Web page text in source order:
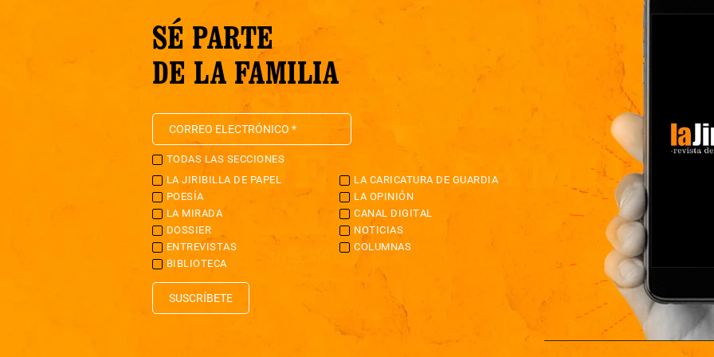
SÉ PARTE
DE LA FAMILIA
TODAS LAS SECCIONES
LA JIRIBILLA DE PAPEL
LA CARICATURA DE GUARDIA
POESÍA
LA OPINIÓN
LA MIRADA
CANAL DIGITAL
DOSSIER
NOTICIAS
ENTREVISTAS
COLUMNAS
BIBLIOTECA
SUSCRÍBETE